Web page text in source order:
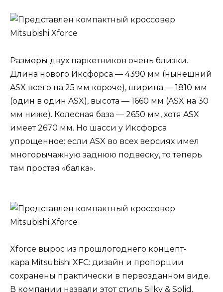
Размеры двух паркетников очень близки.
Длина нового Иксфорса — 4390 мм (нынешний
ASX всего на 25 мм короче), ширина — 1810 мм
(один в один ASX), высота — 1660 мм (ASX на 30
мм ниже). Колесная база — 2650 мм, хотя ASX
имеет 2670 мм. Но шасси у Иксфорса
упрощенное: если ASX во всех версиях имел
многорычажную заднюю подвеску, то теперь
там простая «балка».
Xforce вырос из прошлогоднего концепт-
кара Mitsubishi XFC: дизайн и пропорции
сохранены практически в первозданном виде.
В компании назвали этот стиль Silky & Solid.